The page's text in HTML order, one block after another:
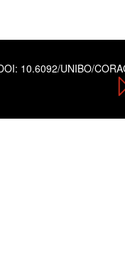
10.6092/UNIBO/